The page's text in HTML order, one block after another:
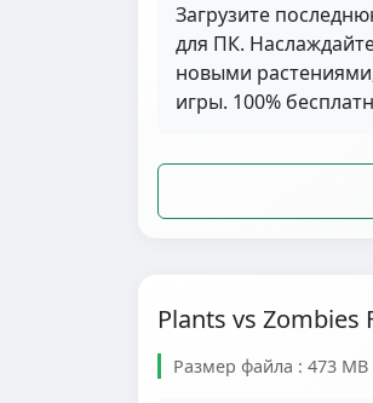
Загрузите
для ПК.
новыми
игры. 100%
Plants vs Zombies
Размер файла : 473 MB